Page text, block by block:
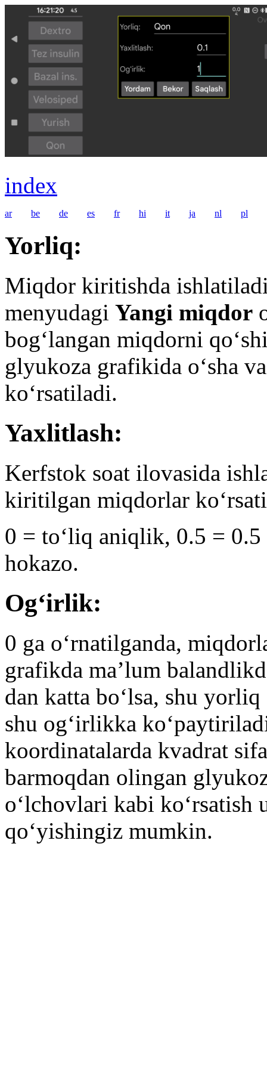
index
ar be de es fr hi it ja nl pl
Yorliq:
Miqdor kiritishda
menyudagi Yangi miqdor
bog‘langan miqdorni
glyukoza grafikida o‘sha
ko‘rsatiladi.
Yaxlitlash:
Kerfstok soat ilovasida
kiritilgan miqdorlar
0 = to‘liq aniqlik, 0.5 =
hokazo.
Og‘irlik:
0 ga o‘rnatilganda,
grafikda ma’lum
dan katta bo‘lsa, shu
shu og‘irlikka
koordinatalarda kvadrat
barmoqdan olingan
o‘lchovlari kabi ko‘rsatish
qo‘yishingiz mumkin.